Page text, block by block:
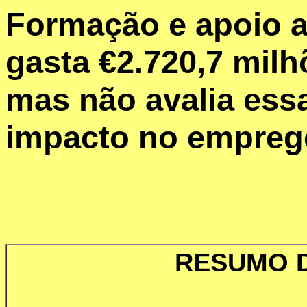
Formação e apoio
gasta €2.720,7
mas não avalia
impacto no
RESUMO